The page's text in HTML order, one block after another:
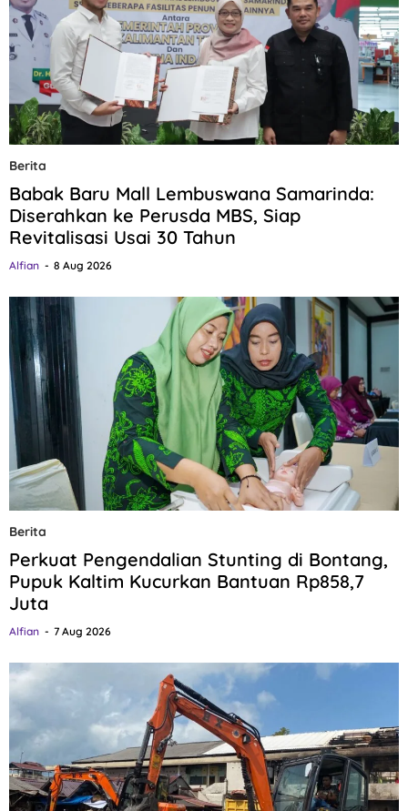
Berita
Babak Baru Mall Lembuswana Samarinda:
Diserahkan ke Perusda MBS, Siap
Revitalisasi Usai 30 Tahun
Alfian 8 Aug 2026
Berita
Perkuat Pengendalian Stunting di Bontang,
Pupuk Kaltim Kucurkan Bantuan Rp858,7
Juta
Alfian 7 Aug 2026